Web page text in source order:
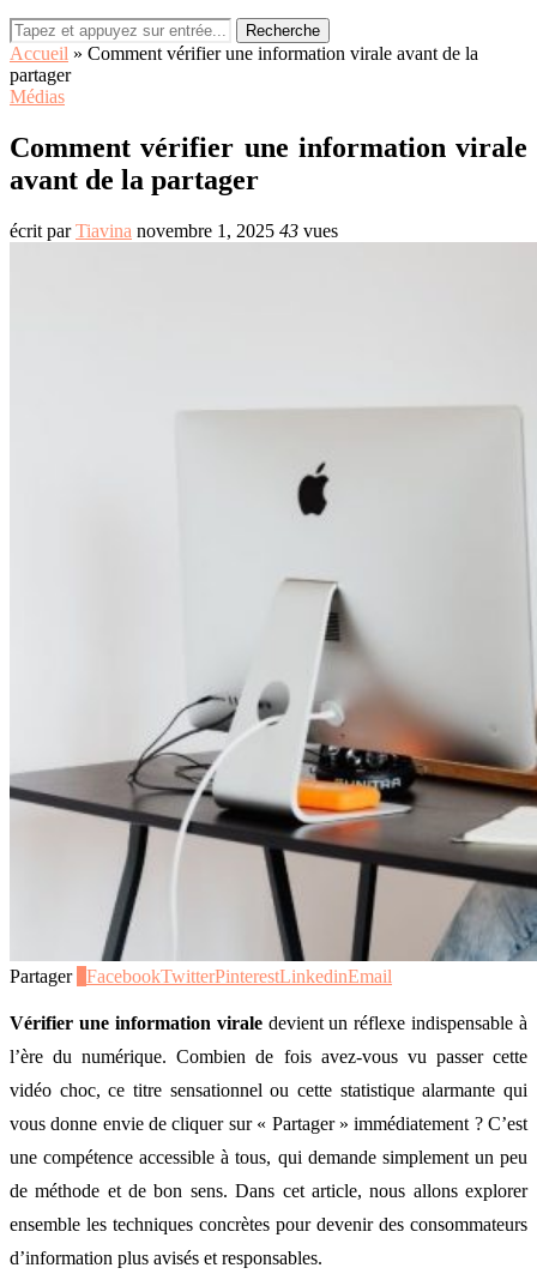
Recherche
Accueil » Comment vérifier une information virale avant de la
partager
Médias
Comment vérifier une information virale
avant de la partager
écrit parTiavina novembre 1, 2025 43 vues
Partager FacebookTwitterPinterestLinkedinEmail
Vérifier une information viraledevient un réflexe indispensable à
l’ère du numérique. Combien de fois avez-vous vu passer cette
vidéo choc, ce titre sensationnel ou cette statistique alarmante qui
vous donne envie de cliquer sur « Partager » immédiatement ? C’est
une compétence accessible à tous, qui demande simplement un peu
de méthode et de bon sens. Dans cet article, nous allons explorer
ensemble les techniques concrètes pour devenir des consommateurs
d’information plus avisés et responsables.